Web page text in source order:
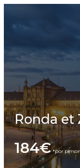
Ronda et
184€